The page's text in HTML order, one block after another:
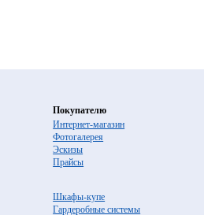
Покупателю
Интернет-магазин
Фотогалерея
Эскизы
Прайсы
Шкафы-купе
Гардеробные системы